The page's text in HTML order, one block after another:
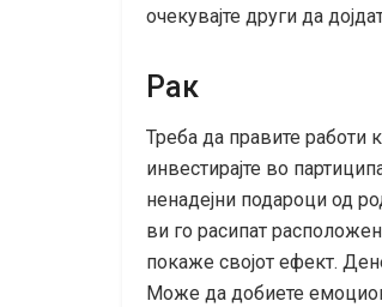
очекувајте други да
Рак
Треба да правите работи
инвестирајте во
ненадејни подароци од
ви го расипат
покаже својот ефект.
Може да добиете